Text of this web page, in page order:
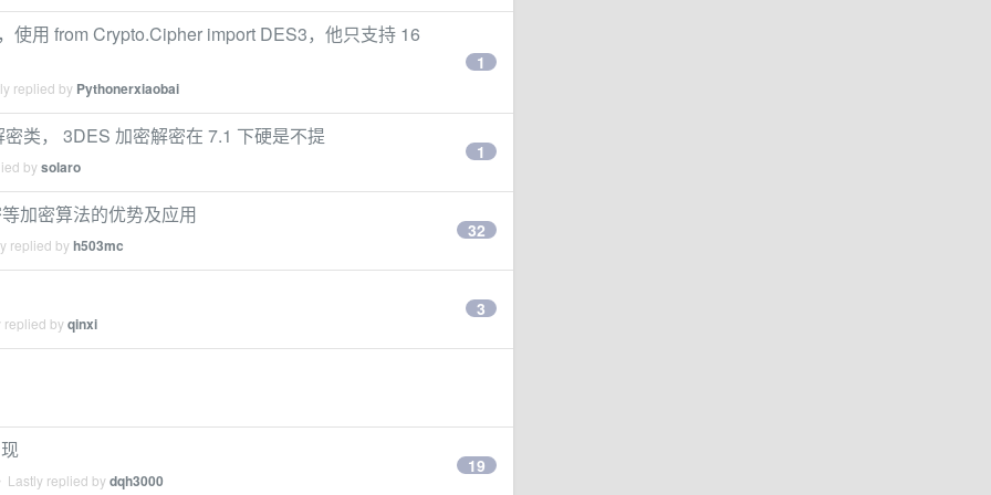
使用 from Crypto.Cipher import DES3，他只支持 16
replied by Pythonerxiaobai
1
类， 3DES 加密解密在 7.1 下硬是不提
bysolaro
1
加密算法的优势及应用
replied byh503mc
32
byqinxi
3
replied bydqh3000
19